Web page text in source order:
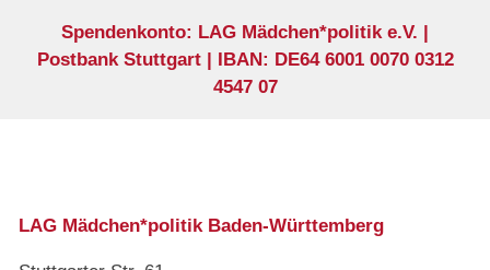
Spendenkonto: LAG Mädchen*politik e.V. |
Postbank Stuttgart | IBAN: DE64 6001 0070 0312
4547 07
LAG Mädchen*politik Baden-Württemberg